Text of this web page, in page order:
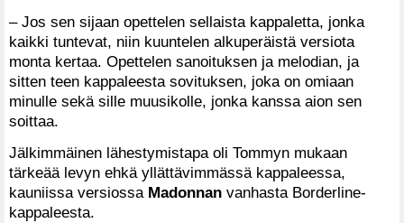
– Jos sen sijaan opettelen sellaista kappaletta, jonka
kaikki tuntevat, niin kuuntelen alkuperäistä versiota
monta kertaa. Opettelen sanoituksen ja melodian, ja
sitten teen kappaleesta sovituksen, joka on omiaan
minulle sekä sille muusikolle, jonka kanssa aion sen
soittaa.
Jälkimmäinen lähestymistapa oli Tommyn mukaan
tärkeää levyn ehkä yllättävimmässä kappaleessa,
kauniissa versiossa Madonnan vanhasta Borderline-
kappaleesta.